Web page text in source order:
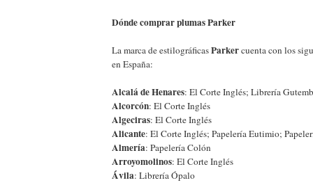
Dónde comprar plumas Parker
La marca de estilográficasParkercuenta con los
en España:
Alcalá de Henares: El Corte Inglés; Librería
Alcorcón: El Corte Inglés
Algeciras: El Corte Inglés
Alicante: El Corte Inglés; Papelería Eutimio;
Almería: Papelería Colón
Arroyomolinos: El Corte Inglés
Ávila: Librería Ópalo